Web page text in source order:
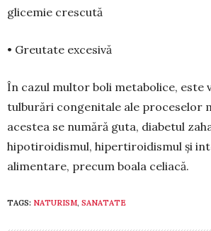
glicemie crescută
• Greutate excesivă
În cazul multor boli metabolice, este
tulburări congenitale ale proceselor
acestea se numără guta, diabetul
hipotiroidismul, hiperti­roidismul și
alimentare, precum boala celiacă.
TAGS: NATURISM, SANATATE